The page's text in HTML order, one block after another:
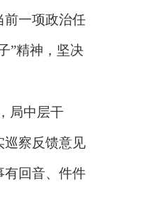
前一项政治任
”精神，坚决
局中层干
巡察反馈意见
有回音、件件